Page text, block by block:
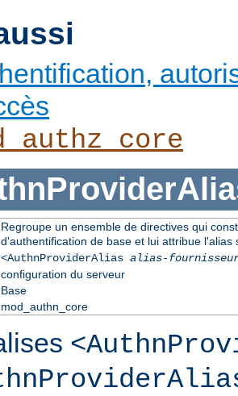
Regroupe un ensemble de directives qui
d'authentification de base et lui attribue l'alias
<AuthnProviderAlias alias-
configuration du serveur
Base
mod_authn_core